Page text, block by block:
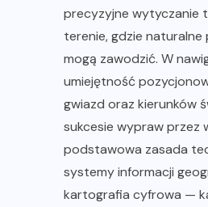
precyzyjne wytyczanie
terenie, gdzie
mogą zawodzić. W
umiejętność
gwiazd oraz kierunków
sukcesie wypraw przez
podstawowa zasada
systemy informacji
kartografia cyfrowa —